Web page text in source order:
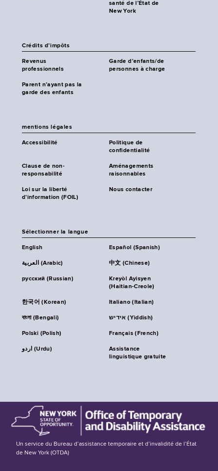
santé de l’État de
New York
Crédits d’impôts
Revenus
professionnels
Garde d’enfants/de
personnes à charge
Parent n’ayant pas la
garde des enfants
mentions légales
Accessibilité
Politique de
confidentialité
Clause de non-
responsabilité
Aménagements
raisonnables
Loi sur la liberté
d’information (FOIL)
Nous contacter
Sélectionner la langue
English Español (Spanish)
العربية (Arabic) 中文 (Chinese)
русский (Russian)
Kreyòl Ayisyen
(Haitian-Creole)
한국어 (Korean) Italiano (Italian)
বাংলা (Bengali) אידיש (Yiddish)
Polski (Polish) Français (French)
اردو (Urdu)
Assistance
linguistique gratuite
Un service du Bureau d’assistance temporaire et d’invalidité de l’État
de New York (OTDA)